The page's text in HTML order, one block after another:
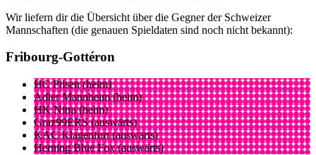
Wir liefern dir die Übersicht über die Gegner der Schweizer
Mannschaften (die genauen Spieldaten sind noch nicht bekannt):
Fribourg-Gottéron
HC Pilsen (heim)
Adler Mannheim (heim)
HK Nitra (heim)
Graz99ERS (auswärts)
KAC Klagenfurt (auswärts)
Herning Blue Fox (auswärts)